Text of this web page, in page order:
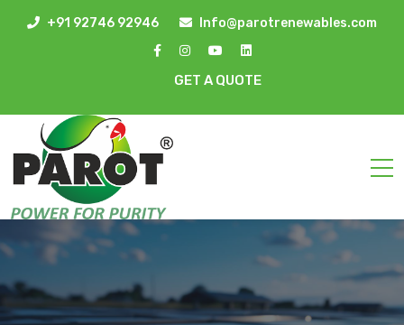
+91 92746 92946 Info@parotrenewables.com
GET A QUOTE